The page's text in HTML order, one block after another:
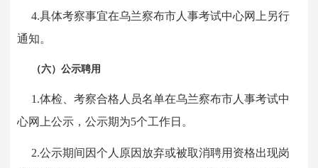
4.具体考察事宜在乌兰察布市人事考试中心网上另行
通知。
（六）公示聘用
1.体检、考察合格人员名单在乌兰察布市人事考试中
心网上公示，公示期为5个工作日。
2.公示期间因个人原因放弃或被取消聘用资格出现岗